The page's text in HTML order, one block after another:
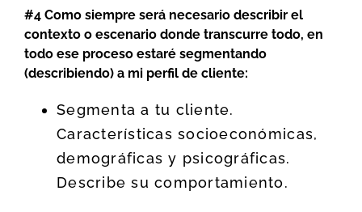
#4 Como siempre será necesario describir el
contexto o escenario donde transcurre todo, en
todo ese proceso estaré segmentando
(describiendo) a mi perfil de cliente:
Segmenta a tu cliente.
Características socioeconómicas,
demográficas y psicográficas.
Describe su comportamiento.